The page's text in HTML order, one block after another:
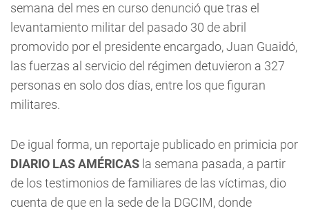
semana del mes en curso denunció que tras el
levantamiento militar del pasado 30 de abril
promovido por el presidente encargado, Juan Guaidó,
las fuerzas al servicio del régimen detuvieron a 327
personas en solo dos días, entre los que figuran
militares.
De igual forma, un reportaje publicado en primicia por
DIARIO LAS AMÉRICAS la semana pasada, a partir
de los testimonios de familiares de las víctimas, dio
cuenta de que en la sede de la DGCIM, donde